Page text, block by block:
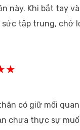
này. Khi bắt tay
tập trung, chớ
có giữ mối
chưa thực sự